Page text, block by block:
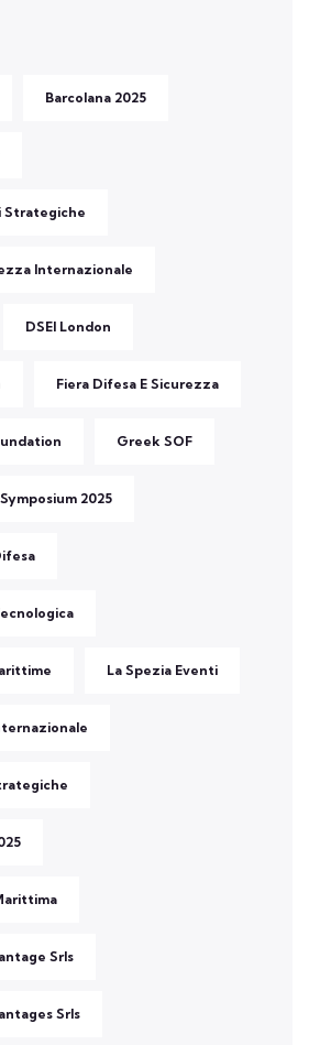
Barcolana 2025
Strategiche
Internazionale
DSEI London
Fiera Difesa E Sicurezza
Greek SOF
2025
La Spezia Eventi
Srls
Srls